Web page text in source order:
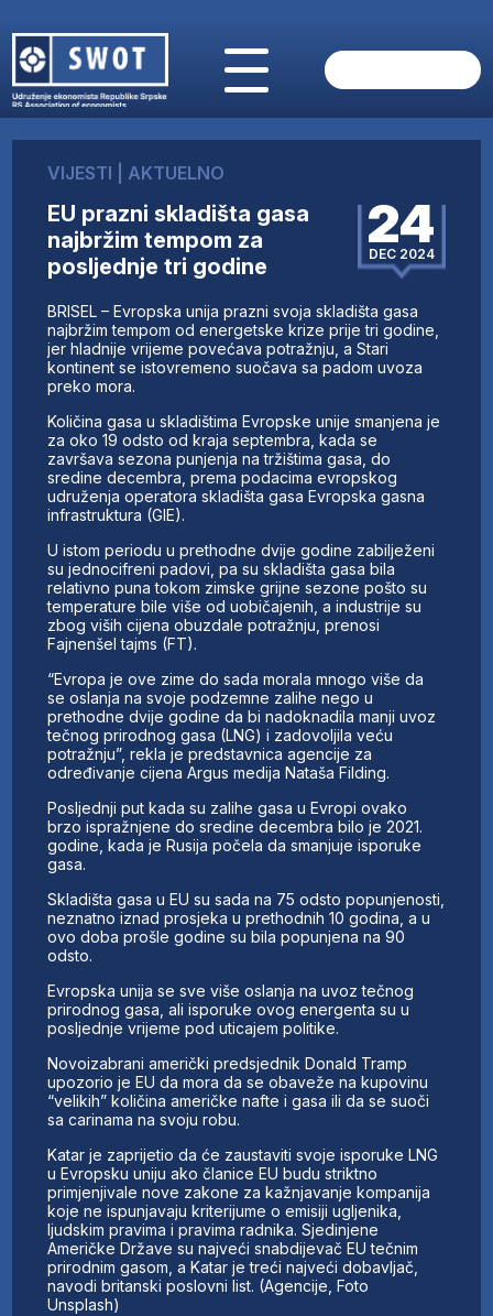
O NAMA
AKTUELNO
ANALIZE
KOMPANIJE
FINANSIJE
IZ STRANIH MEDIJA
AKTIVNOSTI
SWOT INTERVJU
UČLANI SE
KONTAKT
VIJESTI AKTUELNO
EU prazni skladišta gasa
najbržim tempom za
posljednje tri godine
24
DEC 2024
BRISEL – Evropska unija prazni svoja skladišta gasa
najbržim tempom od energetske krize prije tri godine,
jer hladnije vrijeme povećava potražnju, a Stari
kontinent se istovremeno suočava sa padom uvoza
preko mora.
Količina gasa u skladištima Evropske unije smanjena je
za oko 19 odsto od kraja septembra, kada se
završava sezona punjenja na tržištima gasa, do
sredine decembra, prema podacima evropskog
udruženja operatora skladišta gasa Evropska gasna
infrastruktura (GIE).
U istom periodu u prethodne dvije godine zabilježeni
su jednocifreni padovi, pa su skladišta gasa bila
relativno puna tokom zimske grijne sezone pošto su
temperature bile više od uobičajenih, a industrije su
zbog viših cijena obuzdale potražnju, prenosi
Fajnenšel tajms (FT).
“Evropa je ove zime do sada morala mnogo više da
se oslanja na svoje podzemne zalihe nego u
prethodne dvije godine da bi nadoknadila manji uvoz
tečnog prirodnog gasa (LNG) i zadovoljila veću
potražnju”, rekla je predstavnica agencije za
određivanje cijena Argus medija Nataša Filding.
Posljednji put kada su zalihe gasa u Evropi ovako
brzo ispražnjene do sredine decembra bilo je 2021.
godine, kada je Rusija počela da smanjuje isporuke
gasa.
Skladišta gasa u EU su sada na 75 odsto popunjenosti,
neznatno iznad prosjeka u prethodnih 10 godina, a u
ovo doba prošle godine su bila popunjena na 90
odsto.
Evropska unija se sve više oslanja na uvoz tečnog
prirodnog gasa, ali isporuke ovog energenta su u
posljednje vrijeme pod uticajem politike.
Novoizabrani američki predsjednik Donald Tramp
upozorio je EU da mora da se obaveže na kupovinu
“velikih” količina američke nafte i gasa ili da se suoči
sa carinama na svoju robu.
Katar je zaprijetio da će zaustaviti svoje isporuke LNG
u Evropsku uniju ako članice EU budu striktno
primjenjivale nove zakone za kažnjavanje kompanija
koje ne ispunjavaju kriterijume o emisiji ugljenika,
ljudskim pravima i pravima radnika. Sjedinjene
Američke Države su najveći snabdijevač EU tečnim
prirodnim gasom, a Katar je treći najveći dobavljač,
navodi britanski poslovni list. (Agencije, Foto
Unsplash)